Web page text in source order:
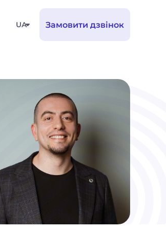
UA Замовити дзвінок